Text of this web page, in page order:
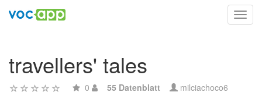
travellers' tales
0 55 Datenblatt milciachoco6